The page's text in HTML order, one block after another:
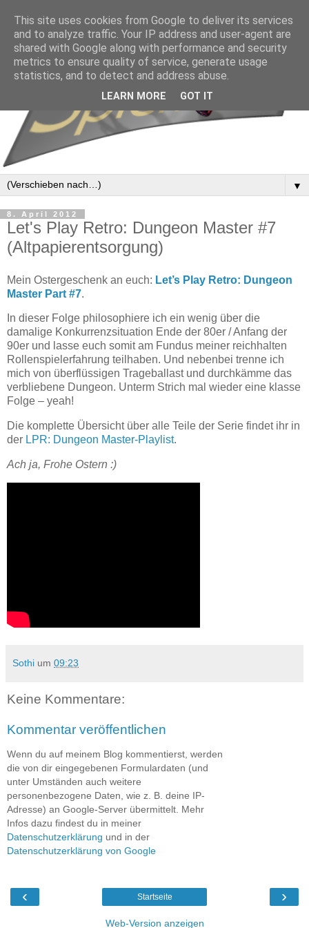
▼
8. April 2012
Let's Play Retro: Dungeon Master #7
(Altpapierentsorgung)
Mein Ostergeschenk an euch: Let’s Play Retro: Dungeon
Master Part #7.
In dieser Folge philosophiere ich ein wenig über die
damalige Konkurrenzsituation Ende der 80er / Anfang der
90er und lasse euch somit am Fundus meiner reichhalten
Rollenspielerfahrung teilhaben. Und nebenbei trenne ich
mich von überflüssigen Trageballast und durchkämme das
verbliebene Dungeon. Unterm Strich mal wieder eine klasse
Folge – yeah!
Die komplette Übersicht über alle Teile der Serie findet ihr in
der LPR: Dungeon Master-Playlist.
Ach ja, Frohe Ostern :)
Sothi um 09:23
Keine Kommentare:
Kommentar veröffentlichen
Wenn du auf meinem Blog kommentierst, werden
die von dir eingegebenen Formulardaten (und
unter Umständen auch weitere
personenbezogene Daten, wie z. B. deine IP-
Adresse) an Google-Server übermittelt. Mehr
Infos dazu findest du in meiner
Datenschutzerklärung und in der
Datenschutzerklärung von Google
‹ ›
Startseite
Web-Version anzeigen
This site uses cookies from Google to deliver its services
and to analyze traffic. Your IP address and user-agent are
shared with Google along with performance and security
metrics to ensure quality of service, generate usage
statistics, and to detect and address abuse.
LEARN MORE GOT IT